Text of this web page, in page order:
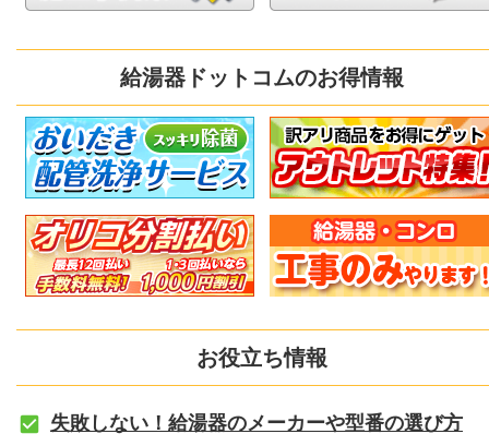
給湯器ドットコムのお得情報
お役立ち情報
失敗しない！給湯器のメーカーや型番の選び方